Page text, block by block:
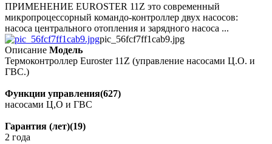
ПРИМЕНЕНИЕ EUROSTER 11Z это современный
микропроцессорный командо-контроллер двух насосов:
насоса центрального отопления и зарядного насоса ...
pic_56fcf7ff1cab9.jpg
Описание Модель
Термоконтроллер Euroster 11Z (управление насосами Ц.О. и
ГВС.)
Функции управления(627)
насосами Ц,О и ГВС
Гарантия (лет)(19)
2 года